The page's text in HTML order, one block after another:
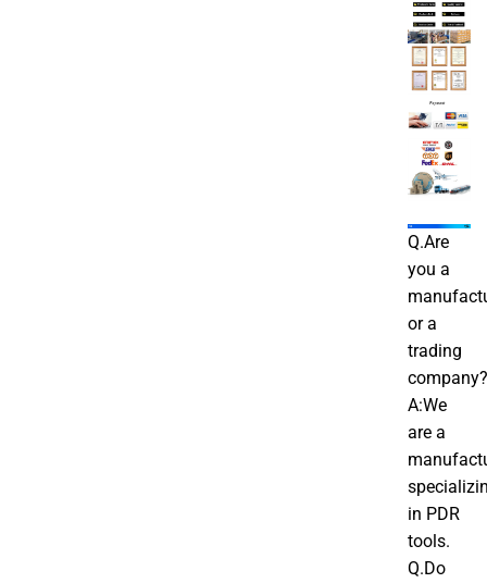
Q.Are
you a
or a
trading
company?
A:We
are a
in PDR
tools.
Q.Do